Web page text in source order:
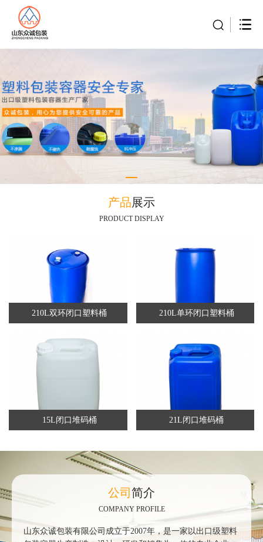
产品展示
PRODUCT DISPLAY
210L双环闭口塑料桶 210L单环闭口塑料桶
15L闭口堆码桶 21L闭口堆码桶
公司 简介
COMPANY PROFILE
山东众诚包装有限公司成立于2007年，是一家以出口级塑料